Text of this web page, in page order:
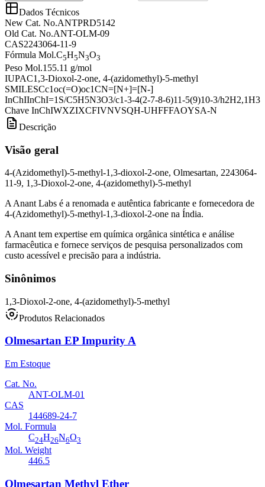
Dados Técnicos
New Cat. No.ANTPRD5142
Old Cat. No.ANT-OLM-09
CAS2243064-11-9
Fórmula Mol.C5H5N3O3
Peso Mol.155.11 g/mol
IUPAC1,3-Dioxol-2-one, 4-(azidomethyl)-5-methyl
SMILESCc1oc(=O)oc1CN=[N+]=[N-]
InChIInChI=1S/C5H5N3O3/c1-3-4(2-7-8-6)11-5(9)10-3/h2H2,1H3
Chave InChIWXZIXCFIVNVSQH-UHFFFAOYSA-N
Descrição
Visão geral
4-(Azidomethyl)-5-methyl-1,3-dioxol-2-one, Olmesartan, 2243064-
11-9, 1,3-Dioxol-2-one, 4-(azidomethyl)-5-methyl
A Anant Labs é a renomada e autêntica fabricante e fornecedora de
4-(Azidomethyl)-5-methyl-1,3-dioxol-2-one na Índia.
A Anant tem expertise em química orgânica sintética e análise
farmacêutica e fornece serviços de pesquisa personalizados com
custo acessível e precisão para a indústria.
Sinônimos
1,3-Dioxol-2-one, 4-(azidomethyl)-5-methyl
Produtos Relacionados
Olmesartan EP Impurity A
Em Estoque
Cat. No.
ANT-OLM-01
CAS
144689-24-7
Mol. Formula
C24H26N6O3
Mol. Weight
446.5
Olmesartan Methyl Ether